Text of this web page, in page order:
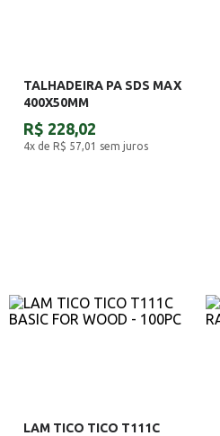
TALHADEIRA PA SDS MAX
400X50MM
R$ 228,02
4x de R$ 57,01 sem juros
LAM TICO TICO T111C